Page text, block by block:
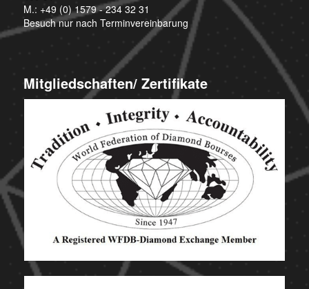
M.: +49 (0) 1579 - 234 32 31
Besuch nur nach Terminvereinbarung
Mitgliedschaften/ Zertifikate